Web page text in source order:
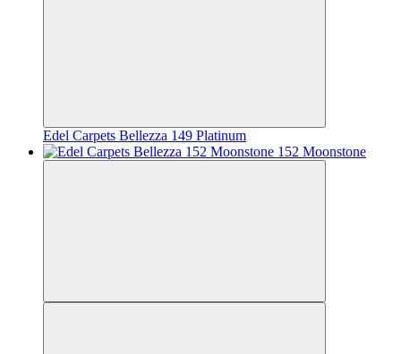
Edel Carpets Bellezza 149 Platinum